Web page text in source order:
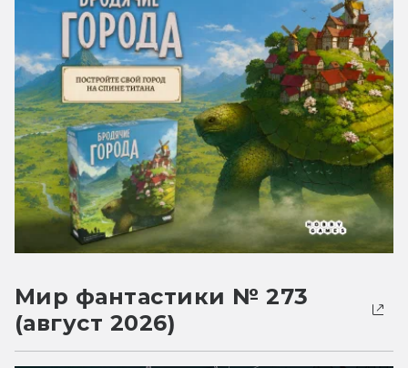
Мир фантастики № 273
(август 2026)